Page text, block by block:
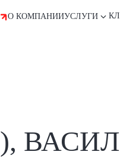
О КОМПАНИИУСЛУГИ